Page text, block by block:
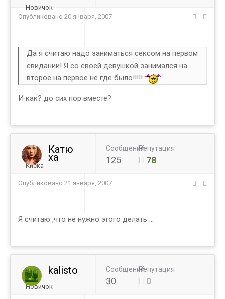
Новичок
Опубликовано 20 января, 2007
Да я считаю надо заниматься сексом на первом
свидании! Я со своей девушкой занимался на
второе на первое не где было!!!!!
И как? до сих пор вместе?
Катю
ха
Киска
Сообщений
125
Репутация
78
Опубликовано 21 января, 2007
Я считаю ,что не нужно этого делать ...
kalisto
Новичок
Сообщений
30
Репутация
0